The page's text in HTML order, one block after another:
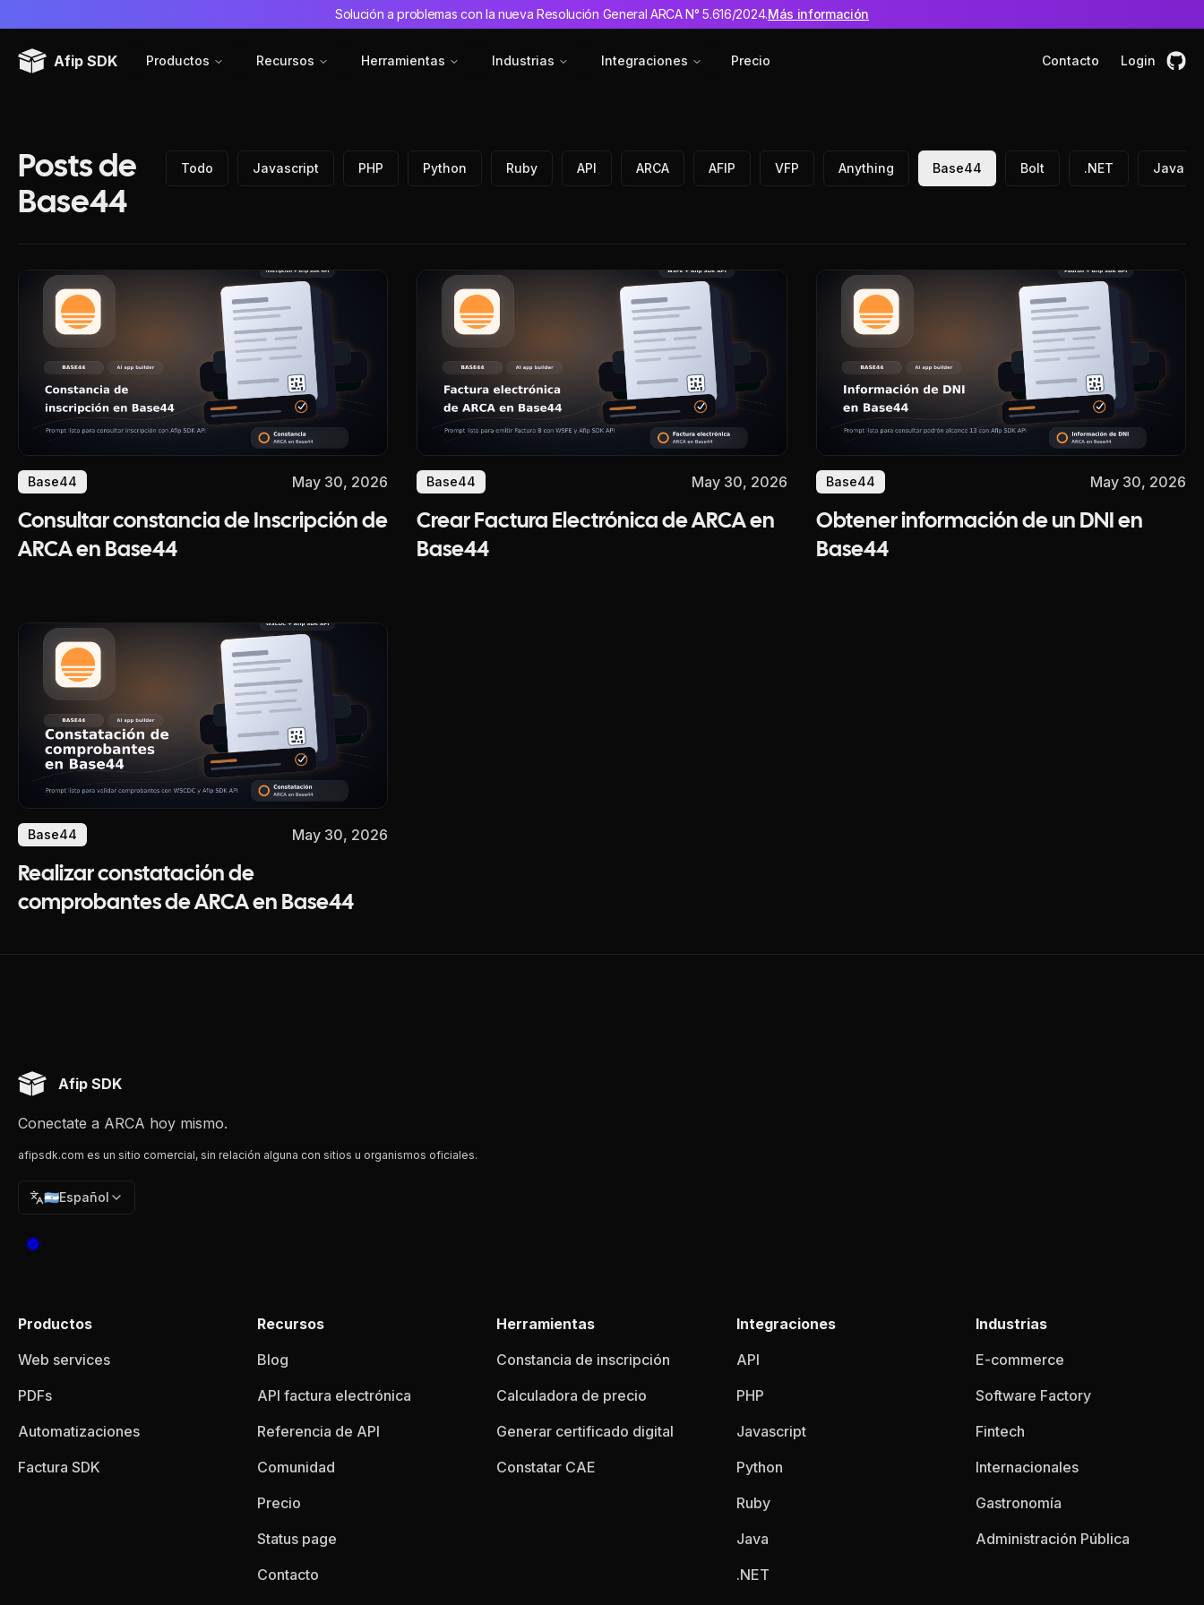
Solución a problemas con la nueva Resolución General ARCA N° 5.616/2024.Más información
Afip SDK Productos Recursos Herramientas Industrias Integraciones Precio Contacto Login
Posts de
Base44
Todo Javascript PHP Python Ruby API ARCA AFIP VFP Anything Base44 Bolt .NET Java
Base44 May 30, 2026
Consultar constancia de Inscripción de
ARCA en Base44
Base44 May 30, 2026
Crear Factura Electrónica de ARCA en
Base44
Base44 May 30, 2026
Obtener información de un DNI en
Base44
Base44 May 30, 2026
Realizar constatación de
comprobantes de ARCA en Base44
Afip SDK
Conectate a ARCA hoy mismo.
afipsdk.com es un sitio comercial, sin relación alguna con sitios u organismos oficiales.
🇦🇷Español
Productos
Web services
PDFs
Automatizaciones
Factura SDK
Recursos
Blog
API factura electrónica
Referencia de API
Comunidad
Precio
Status page
Contacto
Herramientas
Constancia de inscripción
Calculadora de precio
Generar certificado digital
Constatar CAE
Integraciones
API
PHP
Javascript
Python
Ruby
Java
.NET
Industrias
E-commerce
Software Factory
Fintech
Internacionales
Gastronomía
Administración Pública